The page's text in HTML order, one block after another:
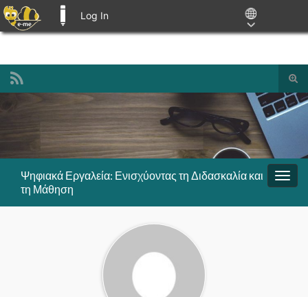
Log In
Search for:
Ψηφιακά Εργαλεία: Ενισχύοντας τη Διδασκαλία και
τη Μάθηση